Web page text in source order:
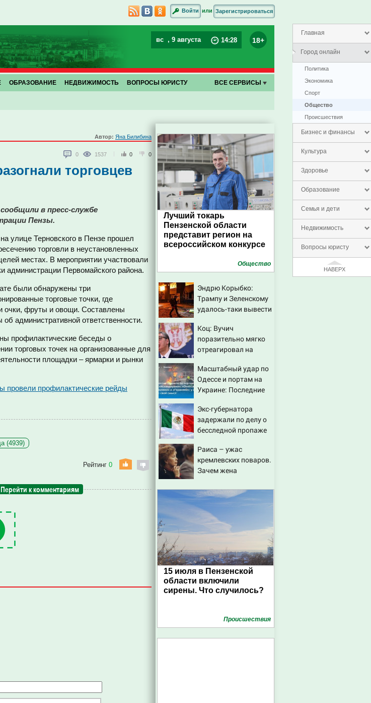
Главная
Город онлайн
Политика
Экономика
Спорт
Общество
Проиcшествия
Бизнес и финансы
Культура
Здоровье
Образование
Семья и дети
Недвижимость
Вопросы юристу
НАВЕРХ
Войти или Зарегистрироваться
вс , 9 августа 14:28 18+
ОБРАЗОВАНИЕ НЕДВИЖИМОСТЬ ВОПРОСЫ ЮРИСТУ ВСЕ СЕРВИСЫ
Автор: Яна Билибина
0 1537 0 0
торговцев
в пресс-службе
Пензы.
улице Терновского в Пензе прошел
торговли в неустановленных
местах. В мероприятии участвовали
администрации Первомайского района.
были обнаружены три
торговые точки, где
очки, фруты и овощи. Составлены
об административной ответственности.
профилактические беседы о
торговых точек на организованные для
площадки – ярмарки и рынки
провели профилактические рейды
(4939)
Рейтинг 0
Перейти к комментариям
Лучший токарь
Пензенской области
представит регион на
всероссийском конкурсе
Общество
Эндрю Корыбко:
Трампу и Зеленскому
удалось-таки вывести
хотелось бы большего
Коц: Вучич
поразительно мягко
отреагировал на
русских
Масштабный удар по
Одессе и портам на
Украине: Последние
об ударах России 9
августа 2026 года
Экс-губернатора
задержали по делу о
бесследной пропаже
Раиса – ужас
кремлевских поваров.
Зачем жена
пять видов каши
каждое утро?
15 июля в Пензенской
области включили
сирены. Что случилось?
Проиcшествия